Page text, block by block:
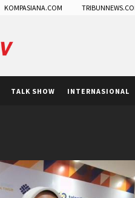
KOMPASIANA.COM
TALK SHOW INTERNASIONAL